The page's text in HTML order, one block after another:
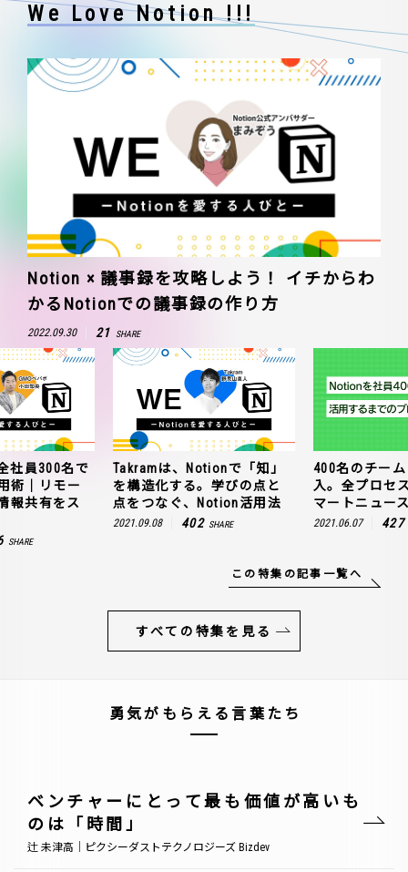
We Love Notion !!!
Notion × 議事録を攻略しよう！ イチからわ
かるNotionでの議事録の作り方
2022.09.30 21 SHARE
社員300名で
術｜リモー
報共有をス
SHARE
Takramは、Notionで「知」
を構造化する。学びの点と
点をつなぐ、Notion活用法
2021.09.08 402 SHARE
400名のチー
入。全プロセ
マートニュー
2021.06.07 427
この特集の記事一覧へ
すべての特集を見る
勇気がもらえる言葉たち
ベンチャーにとって最も価値が高いも
のは「時間」
辻 未津高｜ピクシーダストテクノロジーズ Bizdev